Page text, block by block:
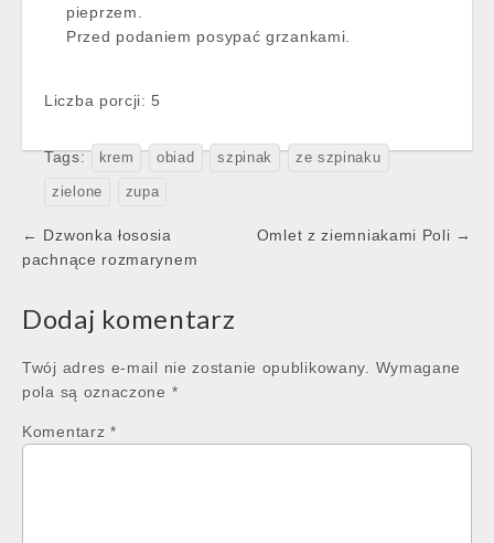
pieprzem.
Przed podaniem posypać grzankami.
Liczba porcji: 5
Tags: krem obiad szpinak ze szpinaku
zielone zupa
Post
navigation
← Dzwonka łososia
pachnące rozmarynem
Omlet z ziemniakami Poli →
Dodaj komentarz
Twój adres e-mail nie zostanie opublikowany.
Wymagane
pola są oznaczone *
Komentarz *